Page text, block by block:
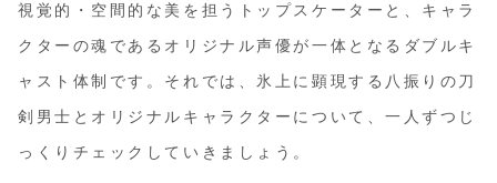
視覚的・空間的な美を担うトップスケーターと、キャラ
クターの魂であるオリジナル声優が一体となるダブルキ
ャスト体制です。それでは、氷上に顕現する八振りの刀
剣男士とオリジナルキャラクターについて、一人ずつじ
っくりチェックしていきましょう。